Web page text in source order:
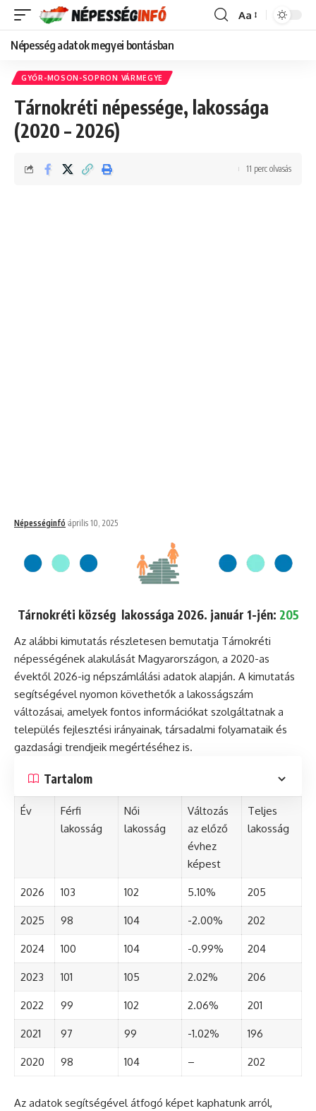
Font
Aa
Népesség adatok megyei bontásban
GYŐR-MOSON-SOPRON VÁRMEGYE
Tárnokréti népessége, lakossága
(2020 – 2026)
Népességinfó április 10, 2025
11 perc olvasás
Tárnokréti község lakossága 2026. január 1-jén: 205
Az alábbi kimutatás részletesen bemutatja Tárnokréti
népességének alakulását Magyarországon, a 2020-as
évektől 2026-ig népszámlálási adatok alapján. A kimutatás
segítségével nyomon követhetők a lakosságszám
változásai, amelyek fontos információkat szolgáltatnak a
település fejlesztési irányainak, társadalmi folyamataik és
gazdasági trendjeik megértéséhez is.
Tartalom
Év
Férfi
lakosság
Női
lakosság
Változás
az előző
évhez
képest
Teljes
lakosság
2026 103 102 5.10% 205
2025 98 104 -2.00% 202
2024 100 104 -0.99% 204
2023 101 105 2.02% 206
2022 99 102 2.06% 201
2021 97 99 -1.02% 196
2020 98 104 – 202
Az adatok segítségével átfogó képet kaphatunk arról,